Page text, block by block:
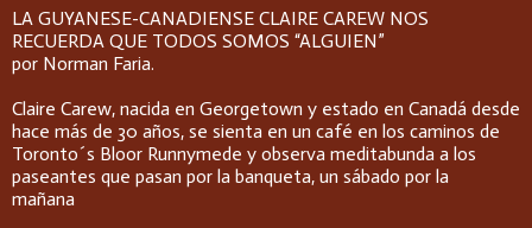
LA GUYANESE-CANADIENSE CLAIRE CAREW NOS
RECUERDA QUE TODOS SOMOS “ALGUIEN”
por Norman Faria.
Claire Carew, nacida en Georgetown y estado en Canadá desde
hace más de 30 años, se sienta en un café en los caminos de
Toronto´s Bloor Runnymede y observa meditabunda a los
paseantes que pasan por la banqueta, un sábado por la
mañana